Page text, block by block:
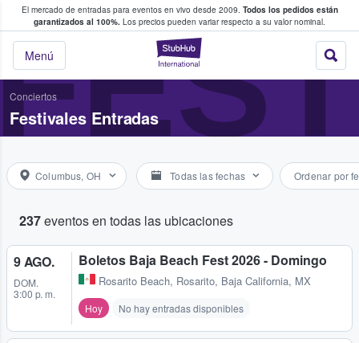
El mercado de entradas para eventos en vivo desde 2009. Todos los pedidos están
garantizados al 100%. Los precios pueden variar respecto a su valor nominal.
StubHub:
Menú
y venta de entradas entre fans
Conciertos
Festivales Entradas
Columbus, OH Todas las fechas Ordenar por
237eventos en todas las ubicaciones
9 AGO.
DOM.
3:00 p. m.
Boletos Baja Beach Fest 2026 - Domingo
Rosarito Beach, Rosarito, Baja California, MX
Hoy No hay entradas disponibles